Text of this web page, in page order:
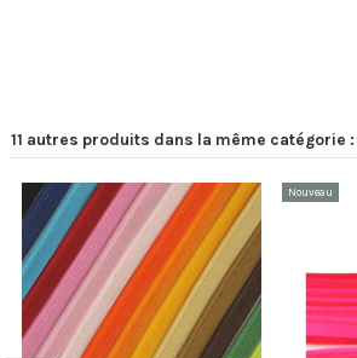
11 autres produits dans la même catégorie :
Nouveau